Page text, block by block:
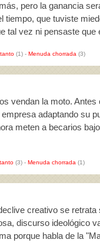
pero la ganancia
tiempo, que tuviste
tal vez ni pensaste que
(1) - Menuda chorrada (3)
vendan la moto.
adaptando su
meten a becarios
(3) - Menuda chorrada (1)
creativo se
discurso ideológico
porque habla de la